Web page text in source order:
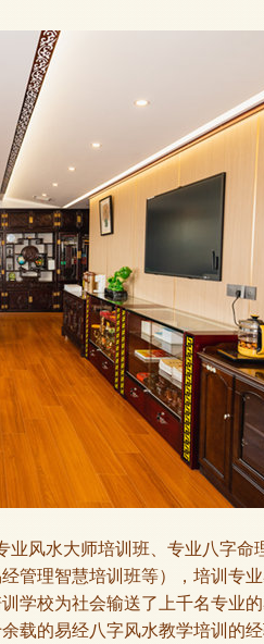
风水大师培训班、专业八字命
管理智慧培训班等），培训专
学校为社会输送了上千名专业
载的易经八字风水教学培训的